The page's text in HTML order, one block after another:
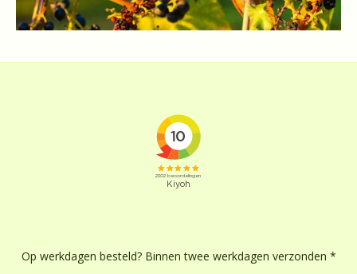
Op werkdagen besteld? Binnen twee werkdagen verzonden *